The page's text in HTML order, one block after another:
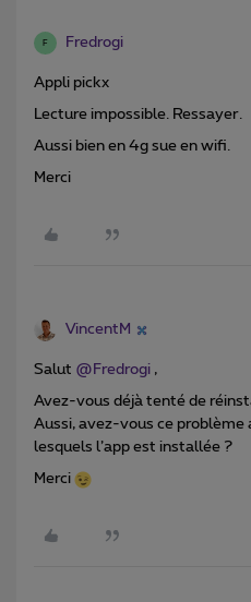
F Fredrogi
Appli pickx
Lecture impossible. Ressayer.
Aussi bien en 4g sue en wifi.
Merci
VincentM
Salut @Fredrogi ,
Avez-vous déjà tenté de
Aussi, avez-vous ce problème
lesquels l’app est installée ?
Merci